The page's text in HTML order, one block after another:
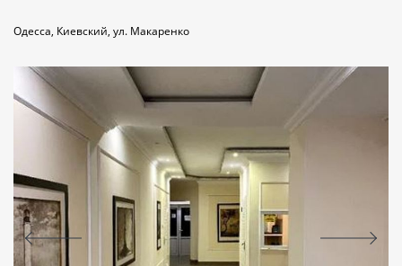
Одесса, Киевский, ул. Макаренко